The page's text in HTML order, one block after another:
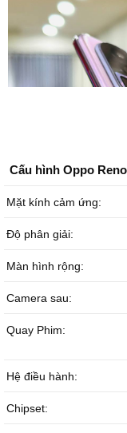
Mặt kính cảm ứng:
Độ phân giải:
Màn hình rộng:
Camera sau:
Quay Phim:
Hệ điều hành:
Chipset: